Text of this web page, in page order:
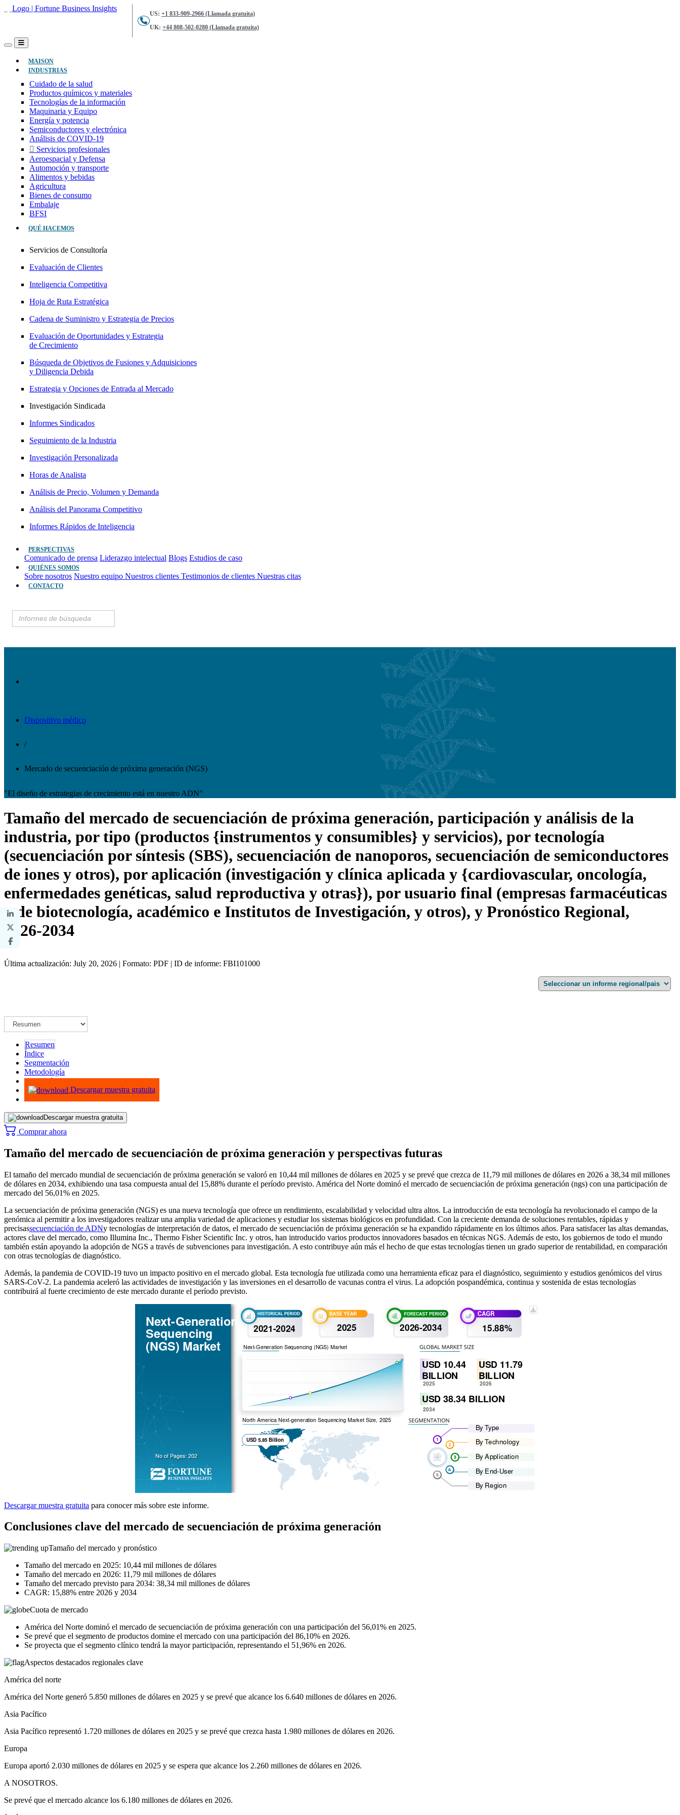
US: +1 833-909-2966 (Llamada gratuita)
UK: +44 808-502-0280 (Llamada gratuita)
MAISON(ACTUAL)
INDUSTRIAS
Cuidado de la salud
Productos químicos y materiales
Tecnologías de la información
Maquinaria y Equipo
Energía y potencia
Semiconductores y electrónica
Análisis de COVID-19
Servicios profesionales
Aeroespacial y Defensa
Automoción y transporte
Alimentos y bebidas
Agricultura
Bienes de consumo
Embalaje
BFSI
QUÉ HACEMOS
Servicios de Consultoría
Evaluación de Clientes
Inteligencia Competitiva
Hoja de Ruta Estratégica
Cadena de Suministro y Estrategia de Precios
Evaluación de Oportunidades y Estrategia
de Crecimiento
Búsqueda de Objetivos de Fusiones y Adquisiciones
y Diligencia Debida
Estrategia y Opciones de Entrada al Mercado
Investigación Sindicada
Informes Sindicados
Seguimiento de la Industria
Investigación Personalizada
Horas de Analista
Análisis de Precio, Volumen y Demanda
Análisis del Panorama Competitivo
Informes Rápidos de Inteligencia
PERSPECTIVAS
Comunicado de prensa Liderazgo intelectual Blogs Estudios de caso
QUIÉNES SOMOS
Sobre nosotros Nuestro equipo Nuestros clientes Testimonios de clientes Nuestras citas
CONTACTO
Dispositivo médico
/
Mercado de secuenciación de próxima generación (NGS)
"El diseño de estrategias de crecimiento está en nuestro ADN"
Tamaño del mercado de secuenciación de próxima generación, participación y análisis de la
industria, por tipo (productos {instrumentos y consumibles} y servicios), por tecnología
(secuenciación por síntesis (SBS), secuenciación de nanoporos, secuenciación de semiconductores
de iones y otros), por aplicación (investigación y clínica aplicada y {cardiovascular, oncología,
enfermedades genéticas, salud reproductiva y otras}), por usuario final (empresas farmacéuticas
y de biotecnología, académico e Institutos de Investigación, y otros), y Pronóstico Regional,
2026-2034
Última actualización: July 20, 2026 | Formato: PDF | ID de informe: FBI101000
Resumen
Índice
Segmentación
Metodología
Infografías
Descargar muestra gratuita
Descargar muestra gratuita
Comprar ahora
Tamaño del mercado de secuenciación de próxima generación y perspectivas futuras
El tamaño del mercado mundial de secuenciación de próxima generación se valoró en 10,44 mil millones de dólares en 2025 y se prevé que crezca de 11,79 mil millones de dólares en 2026 a 38,34 mil millones
de dólares en 2034, exhibiendo una tasa compuesta anual del 15,88% durante el período previsto. América del Norte dominó el mercado de secuenciación de próxima generación (ngs) con una participación de
mercado del 56,01% en 2025.
La secuenciación de próxima generación (NGS) es una nueva tecnología que ofrece un rendimiento, escalabilidad y velocidad ultra altos. La introducción de esta tecnología ha revolucionado el campo de la
genómica al permitir a los investigadores realizar una amplia variedad de aplicaciones y estudiar los sistemas biológicos en profundidad. Con la creciente demanda de soluciones rentables, rápidas y
precisassecuenciación de ADNy tecnologías de interpretación de datos, el mercado de secuenciación de próxima generación se ha expandido rápidamente en los últimos años. Para satisfacer las altas demandas,
actores clave del mercado, como Illumina Inc., Thermo Fisher Scientific Inc. y otros, han introducido varios productos innovadores basados ​​en técnicas NGS. Además de esto, los gobiernos de todo el mundo
también están apoyando la adopción de NGS a través de subvenciones para investigación. A esto contribuye aún más el hecho de que estas tecnologías tienen un grado superior de rentabilidad, en comparación
con otras tecnologías de diagnóstico.
Además, la pandemia de COVID-19 tuvo un impacto positivo en el mercado global. Esta tecnología fue utilizada como una herramienta eficaz para el diagnóstico, seguimiento y estudios genómicos del virus
SARS-CoV-2. La pandemia aceleró las actividades de investigación y las inversiones en el desarrollo de vacunas contra el virus. La adopción pospandémica, continua y sostenida de estas tecnologías
contribuirá al fuerte crecimiento de este mercado durante el período previsto.
Descargar muestra gratuita para conocer más sobre este informe.
Conclusiones clave del mercado de secuenciación de próxima generación
Tamaño del mercado y pronóstico
Tamaño del mercado en 2025: 10,44 mil millones de dólares
Tamaño del mercado en 2026: 11,79 mil millones de dólares
Tamaño del mercado previsto para 2034: 38,34 mil millones de dólares
CAGR: 15,88% entre 2026 y 2034
Cuota de mercado
América del Norte dominó el mercado de secuenciación de próxima generación con una participación del 56,01% en 2025.
Se prevé que el segmento de productos domine el mercado con una participación del 86,10% en 2026.
Se proyecta que el segmento clínico tendrá la mayor participación, representando el 51,96% en 2026.
Aspectos destacados regionales clave
América del norte
América del Norte generó 5.850 millones de dólares en 2025 y se prevé que alcance los 6.640 millones de dólares en 2026.
Asia Pacífico
Asia Pacífico representó 1.720 millones de dólares en 2025 y se prevé que crezca hasta 1.980 millones de dólares en 2026.
Europa
Europa aportó 2.030 millones de dólares en 2025 y se espera que alcance los 2.260 millones de dólares en 2026.
A NOSOTROS.
Se prevé que el mercado alcance los 6.180 millones de dólares en 2026.